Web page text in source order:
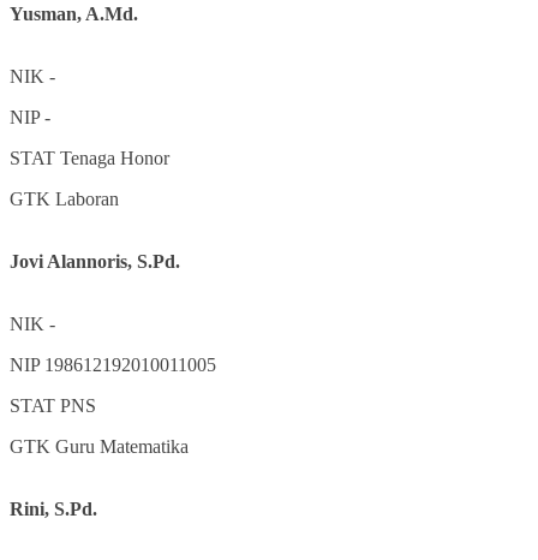
Yusman, A.Md.
NIK -
NIP-
STAT Tenaga Honor
GTK Laboran
Jovi Alannoris, S.Pd.
NIK -
NIP 198612192010011005
STAT PNS
GTK Guru Matematika
Rini, S.Pd.